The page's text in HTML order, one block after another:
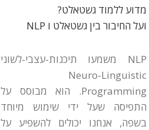
מדוע ללמוד גשטאלט?
ועל החיבור בין גשטאלט ו NLP
NLP משמעו תיכנות-עצבי-לשוני
Neuro-Linguistic
Programming. הוא מבוסס על
התפיסה שעל ידי שימוש מיוחד
בשפה, אנחנו יכולים להשפיע על